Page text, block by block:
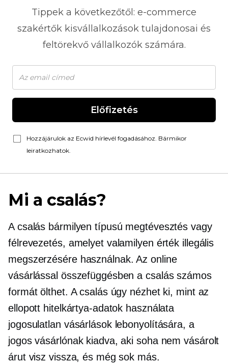
Tippek a következőtől: e-commerce
szakértők kisvállalkozások tulajdonosai és
feltörekvő vállalkozók számára.
Előfizetés
Hozzájárulok az Ecwid hírlevél fogadásához. Bármikor
leiratkozhatok.
Mi a csalás?
A csalás bármilyen típusú megtévesztés vagy
félrevezetés, amelyet valamilyen érték illegális
megszerzésére használnak. Az online
vásárlással összefüggésben a csalás számos
formát ölthet. A csalás úgy nézhet ki, mint az
ellopott hitelkártya-adatok használata
jogosulatlan vásárlások lebonyolítására, a
jogos vásárlónak kiadva, aki soha nem vásárolt
árut visz vissza, és még sok más.